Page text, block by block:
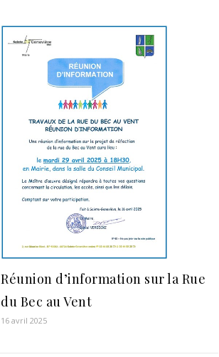
Réunion d’information sur la Rue
du Bec au Vent
16 avril 2025